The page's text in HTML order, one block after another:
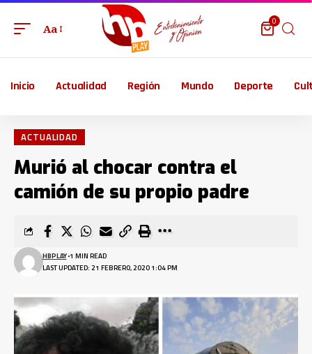
Aa
0
Inicio Actualidad Región Mundo Deporte
ACTUALIDAD
Murió al chocar contra el
camión de su propio padre
LAST UPDATED: 21 FEBRERO, 2020 1:04 PM
HBPLAY 1 MIN READ